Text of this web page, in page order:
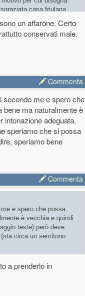
casa friulana
un affarone. Certo
conservati male.
Commenta
secondo me e spero che
bene ma naturalmente è
intonazione adeguata,
speriamo che si possa
speriamo bene
Commenta
e spero che possa
è vecchia e quindi
teste) però deve
circa un semitono
a prenderlo in